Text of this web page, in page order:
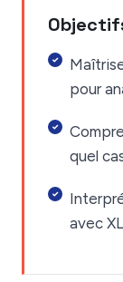
pour
quel
avec